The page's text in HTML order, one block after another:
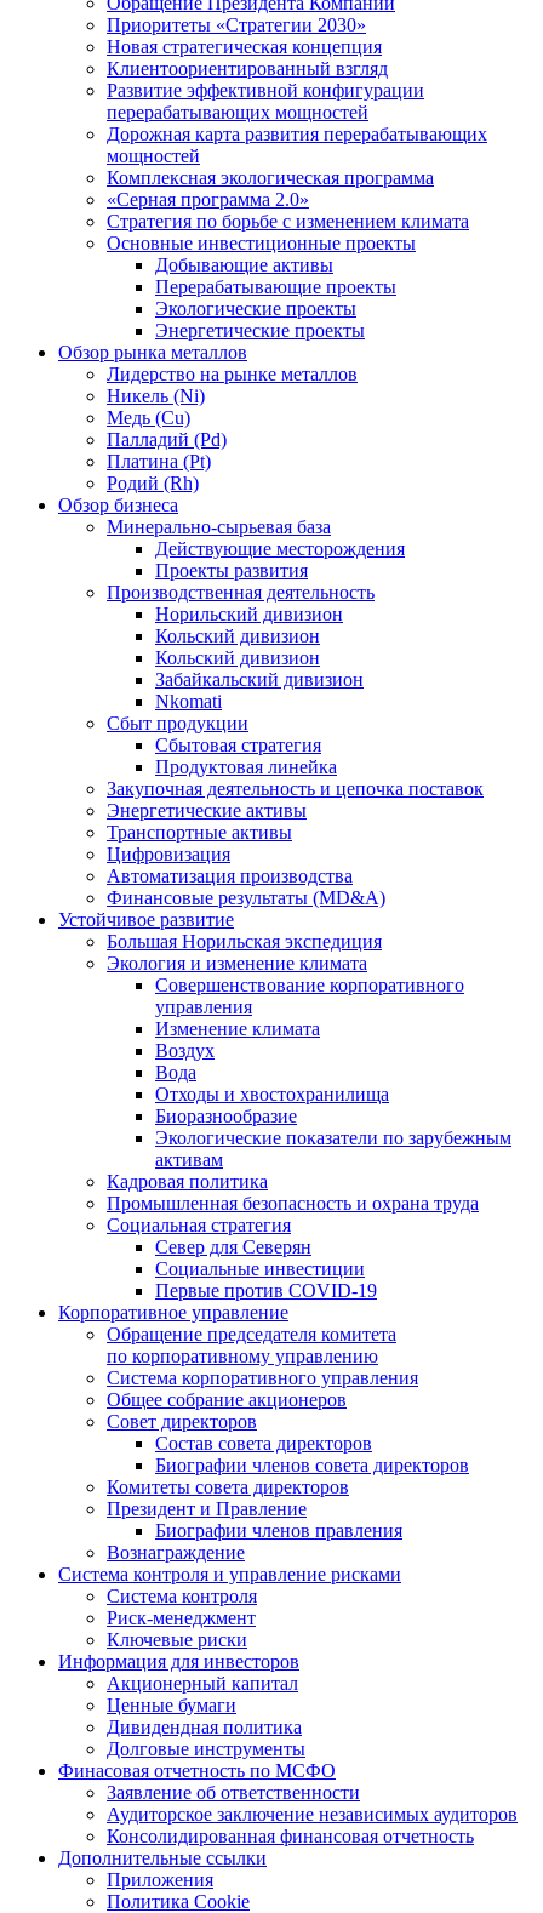
Приоритеты «Стратегии 2030»
Новая стратегическая концепция
Клиентоориентированный взгляд
Развитие эффективной конфигурации
перерабатывающих мощностей
Дорожная карта развития перерабатывающих
мощностей
Комплексная экологическая программа
«Серная программа 2.0»
Стратегия по борьбе с изменением климата
Основные инвестиционные проекты
Добывающие активы
Перерабатывающие проекты
Экологические проекты
Энергетические проекты
Обзор рынка металлов
Лидерство на рынке металлов
Никель (Ni)
Медь (Cu)
Палладий (Pd)
Платина (Pt)
Родий (Rh)
Обзор бизнеса
Минерально-сырьевая база
Действующие месторождения
Проекты развития
Производственная деятельность
Норильский дивизион
Кольский дивизион
Кольский дивизион
Забайкальский дивизион
Nkomati
Сбыт продукции
Сбытовая стратегия
Продуктовая линейка
Закупочная деятельность и цепочка поставок
Энергетические активы
Транспортные активы
Цифровизация
Автоматизация производства
Финансовые результаты (MD&A)
Устойчивое развитие
Большая Норильская экспедиция
Экология и изменение климата
Совершенствование корпоративного
управления
Изменение климата
Воздух
Вода
Отходы и хвостохранилища
Биоразнообразие
Экологические показатели по зарубежным
активам
Кадровая политика
Промышленная безопасность и охрана труда
Социальная стратегия
Север для Северян
Социальные инвестиции
Первые против COVID‑19
Корпоративное управление
Обращение председателя комитета
по корпоративному управлению
Система корпоративного управления
Общее собрание акционеров
Совет директоров
Состав совета директоров
Биографии членов совета директоров
Комитеты совета директоров
Президент и Правление
Биографии членов правления
Вознаграждение
Система контроля и управление рисками
Система контроля
Риск-менеджмент
Ключевые риски
Информация для инвесторов
Акционерный капитал
Ценные бумаги
Дивидендная политика
Долговые инструменты
Финасовая отчетность по МСФО
Заявление об ответственности
Аудиторское заключение независимых аудиторов
Консолидированная финансовая отчетность
Дополнительные ссылки
Приложения
Политика Cookie